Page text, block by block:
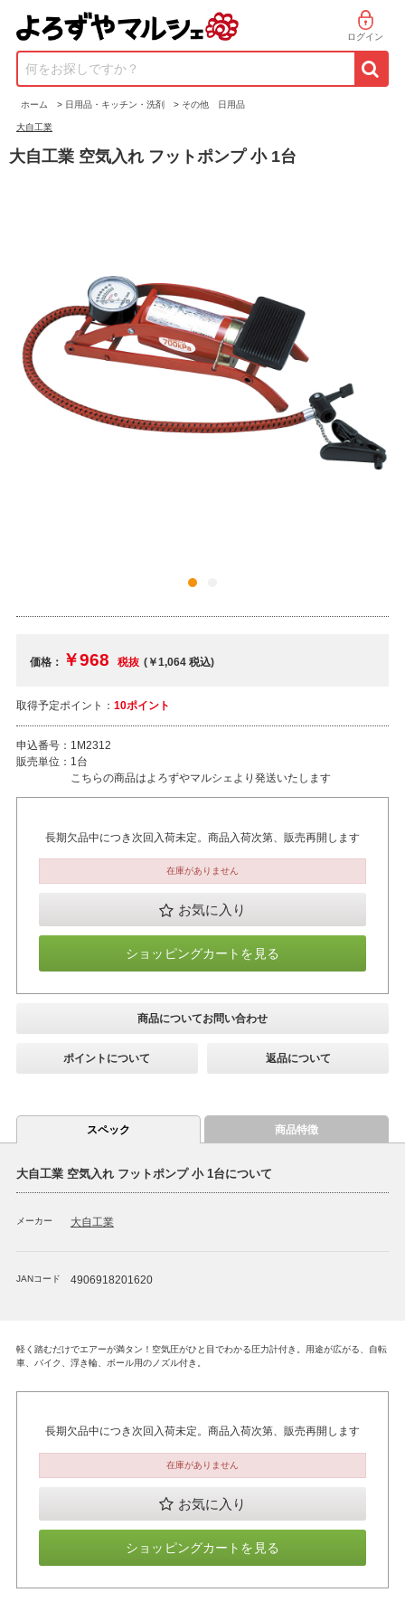
ログイン
何をお探しですか？
ホーム > 日用品・キッチン・洗剤 > その他 日用品
大自工業
大自工業 空気入れ フットポンプ 小 1台
価格： ￥968 税抜 (￥1,064税込)
取得予定ポイント： 10ポイント
申込番号： 1M2312
販売単位： 1台
こちらの商品はよろずやマルシェより発送いたします
長期欠品中につき次回入荷未定。商品入荷次第、販売再開します
在庫がありません
お気に入り
ショッピングカートを見る
商品についてお問い合わせ
ポイントについて 返品について
スペック 商品特徴
大自工業 空気入れ フットポンプ 小 1台について
メーカー 大自工業
JANコード 4906918201620
軽く踏むだけでエアーが満タン！空気圧がひと目でわかる圧力計付き。用途が広がる、自転
車、バイク、浮き輪、ボール用のノズル付き。
長期欠品中につき次回入荷未定。商品入荷次第、販売再開します
在庫がありません
お気に入り
ショッピングカートを見る